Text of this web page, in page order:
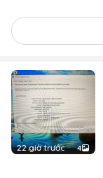
22 giờ trước 4